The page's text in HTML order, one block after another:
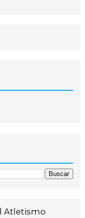
Atletismo